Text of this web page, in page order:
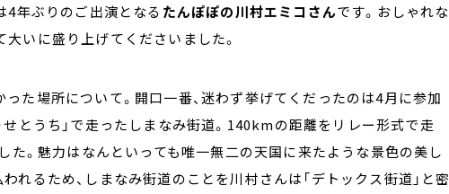
4年ぶりのご出演となる たんぽぽの川村エミコさんです。おしゃれな
いに盛り上げてくださいました。
た場所について。開口一番、迷わず挙げてくだったのは4月に参加
せとうち」で走ったしまなみ街道。140kmの距離をリレー形式で走
た。魅力はなんといっても唯一無二の天国に来たような景色の美し
れるため、しまなみ街道のことを川村さんは「デトックス街道」と密